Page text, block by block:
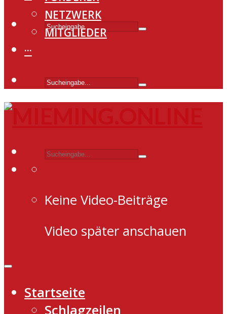
NETZWERK
MITGLIEDER
···
Keine Video-Beiträge
Video später anschauen
Startseite
Schlagzeilen